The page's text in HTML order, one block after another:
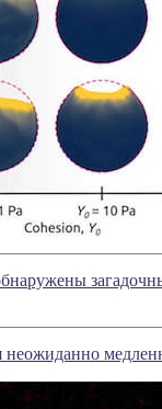
неожиданно